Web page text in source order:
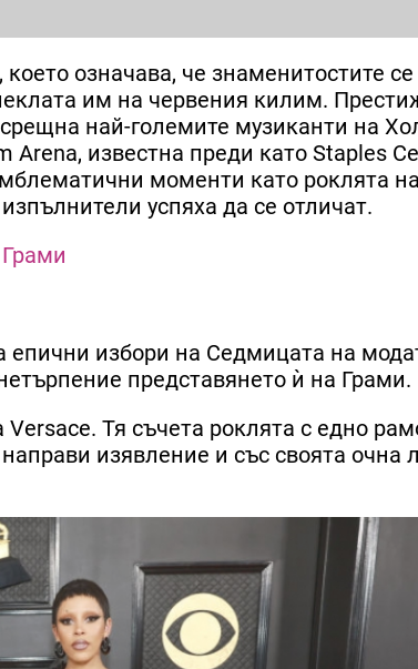
означава, че знаменитостите се
им на червения килим.
най-големите музиканти на
Arena, известна преди като Staples
моменти като роклята
успяха да се отличат.
избори на Седмицата на
представянето ѝ на Грами.
Тя съчета роклята с едно
изявление и със своята очна